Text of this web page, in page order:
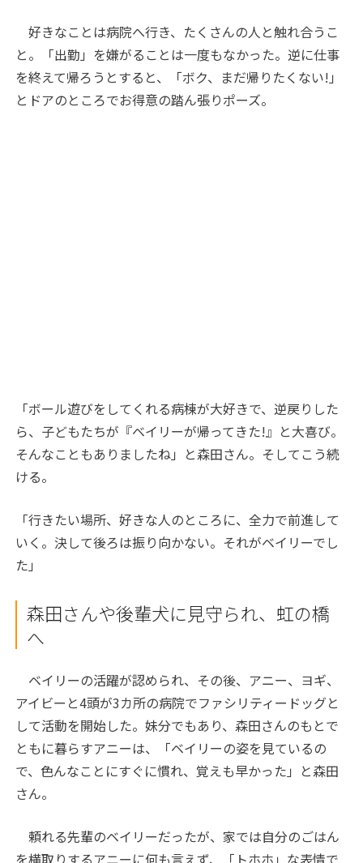
好きなことは病院へ行き、たくさんの人と触れ合うこ
と。「出勤」を嫌がることは一度もなかった。逆に仕事
を終えて帰ろうとすると、「ボク、まだ帰りたくない!」
とドアのところでお得意の踏ん張りポーズ。
「ボール遊びをしてくれる病棟が大好きで、逆戻りした
ら、子どもたちが『ベイリーが帰ってきた!』と大喜び。
そんなこともありましたね」と森田さん。そしてこう続
ける。
「行きたい場所、好きな人のところに、全力で前進して
いく。決して後ろは振り向かない。それがベイリーでし
た」
森田さんや後輩犬に見守られ、虹の橋
へ
ベイリーの活躍が認められ、その後、アニー、ヨギ、
アイビーと4頭が3カ所の病院でファシリティードッグと
して活動を開始した。妹分でもあり、森田さんのもとで
ともに暮らすアニーは、「ベイリーの姿を見ているの
で、色んなことにすぐに慣れ、覚えも早かった」と森田
さん。
頼れる先輩のベイリーだったが、家では自分のごはん